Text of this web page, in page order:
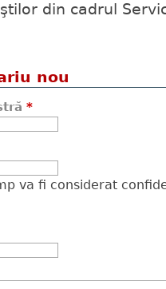
din cadrul
nou
*
va fi considerat